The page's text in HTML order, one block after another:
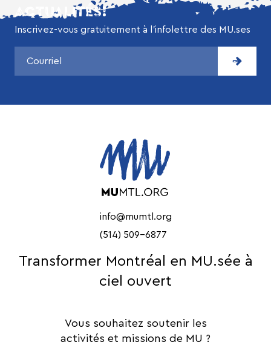
ACTUALITÉS!
Inscrivez-vous gratuitement à l’infolettre des MU.ses
info@mumtl.org
(514) 509-6877
Transformer Montréal en MU.sée à
ciel ouvert
Vous souhaitez soutenir les
activités et missions de MU ?